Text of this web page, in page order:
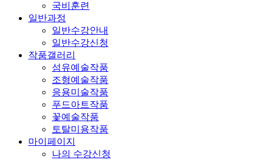
국비훈련
일반과정
일반수강안내
일반수강신청
작품갤러리
섬유예술작품
조형예술작품
응용미술작품
푸드아트작품
꽃예술작품
토탈미용작품
마이페이지
나의 수강신청